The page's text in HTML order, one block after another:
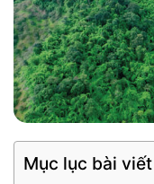
Mục lục bài viết